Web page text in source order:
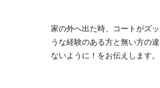
家の外へ出た時、コートがズ
うな経験のある方と無い方の
ないように！をお伝えします。